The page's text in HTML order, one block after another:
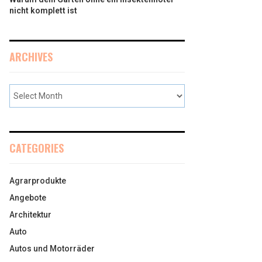
nicht komplett ist
ARCHIVES
CATEGORIES
Agrarprodukte
Angebote
Architektur
Auto
Autos und Motorräder